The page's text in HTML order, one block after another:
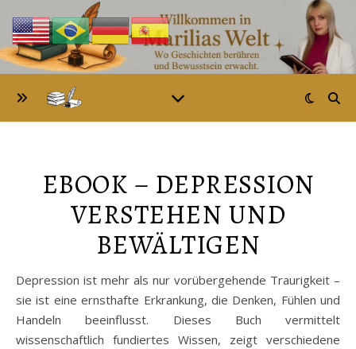
EBOOK – DEPRESSION
VERSTEHEN UND
BEWÄLTIGEN
Depression ist mehr als nur vorübergehende Traurigkeit –
sie ist eine ernsthafte Erkrankung, die Denken, Fühlen und
Handeln beeinflusst. Dieses Buch vermittelt
wissenschaftlich fundiertes Wissen, zeigt verschiedene